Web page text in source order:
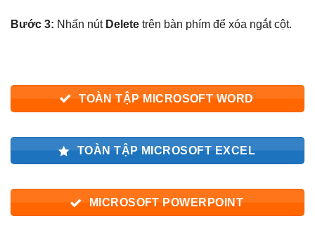
Bước 3: Nhấn nút Delete trên bàn phím để xóa ngắt cột.
TOÀN TẬP MICROSOFT WORD
TOÀN TẬP MICROSOFT EXCEL
MICROSOFT POWERPOINT